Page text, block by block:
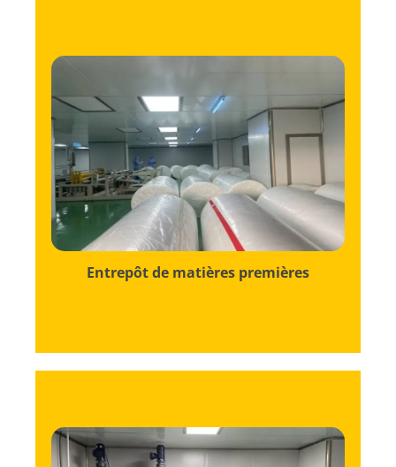
Entrepôt de matières premières
L'entrepôt de matières premières de Sheet
Whisper est un espace méticuleusement
organisé dédié au stockage des ingrédients
essentiels à nos feuilles assouplissantes.